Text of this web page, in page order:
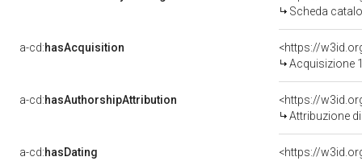
Scheda
a-cd:hasAcquisition
<https://
Acquisizione
a-cd:hasAuthorshipAttribution
Attribuzione
a-cd:hasDating
<https://